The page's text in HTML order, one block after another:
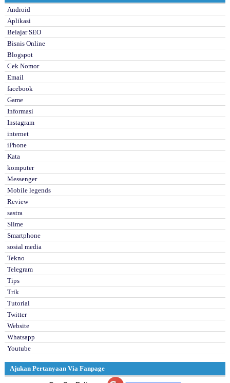
Android
Aplikasi
Belajar SEO
Bisnis Online
Blogspot
Cek Nomor
Email
facebook
Game
Informasi
Instagram
internet
iPhone
Kata
komputer
Messenger
Mobile legends
Review
sastra
Slime
Smartphone
sosial media
Tekno
Telegram
Tips
Trik
Tutorial
Twitter
Website
Whatsapp
Youtube
Ajukan Pertanyaan Via Fanpage